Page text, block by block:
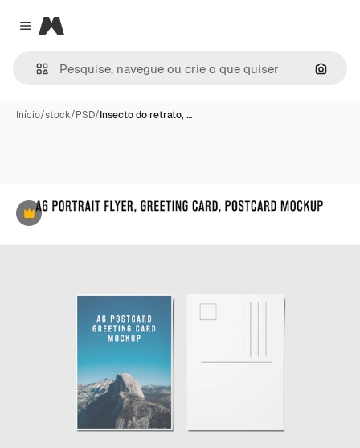
Close menu
Magnific
Início/stock/PSD/Insecto do retrato, …
Premium